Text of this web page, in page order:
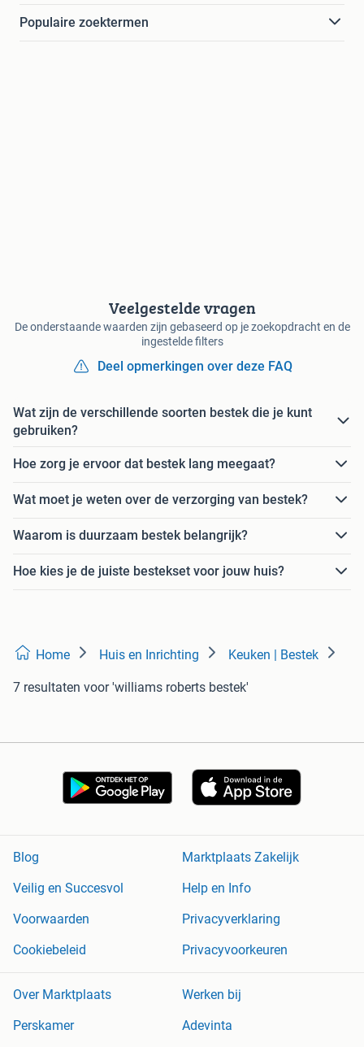
Populaire zoektermen
Veelgestelde vragen
De onderstaande waarden zijn gebaseerd op je zoekopdracht en de
ingestelde filters
Deel opmerkingen over deze FAQ
Wat zijn de verschillende soorten bestek die je kunt
gebruiken?
Hoe zorg je ervoor dat bestek lang meegaat?
Wat moet je weten over de verzorging van bestek?
Waarom is duurzaam bestek belangrijk?
Hoe kies je de juiste bestekset voor jouw huis?
Home Huis en Inrichting Keuken | Bestek
7 resultaten voor 'williams roberts bestek'
Blog
Marktplaats Zakelijk
Veilig en Succesvol
Help en Info
Voorwaarden
Privacyverklaring
Cookiebeleid
Privacyvoorkeuren
Over Marktplaats
Werken bij
Perskamer
Adevinta